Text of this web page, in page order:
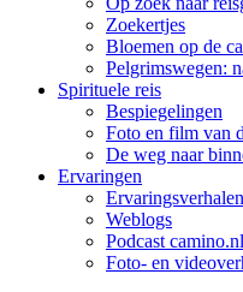
Zoekertjes
Bloemen op de
Pelgrimswegen:
Spirituele reis
Bespiegelingen
Foto en film van
De weg naar
Ervaringen
Ervaringsverhalen
Weblogs
Podcast camino.nl
Foto- en